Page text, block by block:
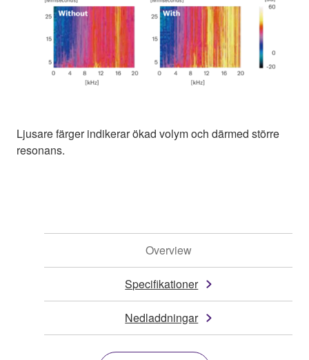
Ljusare färger indikerar ökad volym och därmed större
resonans.
Overview
Specifikationer
Nedladdningar